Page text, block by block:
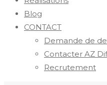
Blog
CONTACT
Demande de
Contacter AZ
Recrutement